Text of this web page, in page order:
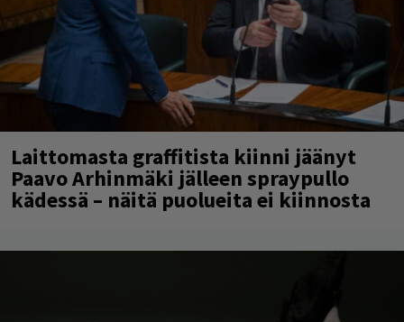
Laittomasta graffitista kiinni jäänyt
Paavo Arhinmäki jälleen spraypullo
kädessä – näitä puolueita ei kiinnosta